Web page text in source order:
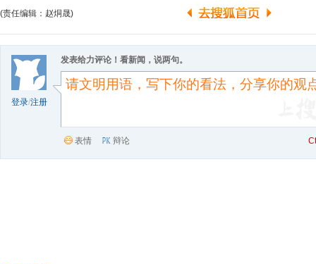
(责任编辑：赵烔晟)
登录/注册
发表给力评论！看新闻，说两句。
表情 辩论